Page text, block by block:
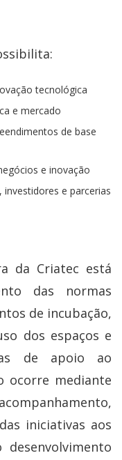
tecnológica
e mercado
de base
e inovação
e parcerias
da Criatec está
das normas
de incubação,
dos espaços e
de apoio ao
ocorre mediante
iniciativas aos